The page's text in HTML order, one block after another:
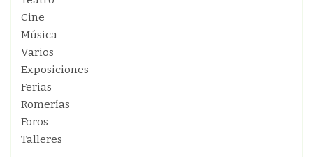
Cine
Música
Varios
Exposiciones
Ferias
Romerías
Foros
Talleres